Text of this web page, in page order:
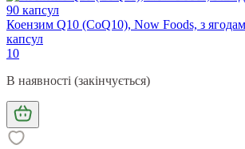
Коензим Q10 (CoQ10), Now Foods, з
капсул
10
В наявності (закінчується)